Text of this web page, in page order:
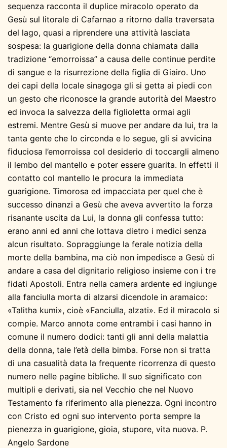
sequenza racconta il duplice miracolo operato da
Gesù sul litorale di Cafarnao a ritorno dalla traversata
del lago, quasi a riprendere una attività lasciata
sospesa: la guarigione della donna chiamata dalla
tradizione “emorroissa” a causa delle continue perdite
di sangue e la risurrezione della figlia di Giairo. Uno
dei capi della locale sinagoga gli si getta ai piedi con
un gesto che riconosce la grande autorità del Maestro
ed invoca la salvezza della figlioletta ormai agli
estremi. Mentre Gesù si muove per andare da lui, tra la
tanta gente che lo circonda e lo segue, gli si avvicina
fiduciosa l’emorroissa col desiderio di toccargli almeno
il lembo del mantello e poter essere guarita. In effetti il
contatto col mantello le procura la immediata
guarigione. Timorosa ed impacciata per quel che è
successo dinanzi a Gesù che aveva avvertito la forza
risanante uscita da Lui, la donna gli confessa tutto:
erano anni ed anni che lottava dietro i medici senza
alcun risultato. Sopraggiunge la ferale notizia della
morte della bambina, ma ciò non impedisce a Gesù di
andare a casa del dignitario religioso insieme con i tre
fidati Apostoli. Entra nella camera ardente ed ingiunge
alla fanciulla morta di alzarsi dicendole in aramaico:
«Talitha kumi», cioè «Fanciulla, alzati». Ed il miracolo si
compie. Marco annota come entrambi i casi hanno in
comune il numero dodici: tanti gli anni della malattia
della donna, tale l’età della bimba. Forse non si tratta
di una casualità data la frequente ricorrenza di questo
numero nelle pagine bibliche. Il suo significato con
multipli e derivati, sia nel Vecchio che nel Nuovo
Testamento fa riferimento alla pienezza. Ogni incontro
con Cristo ed ogni suo intervento porta sempre la
pienezza in guarigione, gioia, stupore, vita nuova. P.
Angelo Sardone